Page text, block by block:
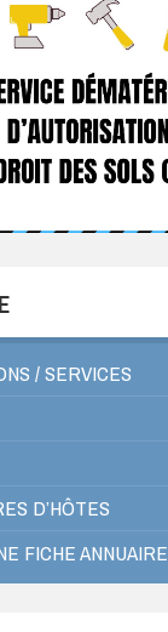
/ SERVICES
D’HÔTES
FICHE ANNUAIRE